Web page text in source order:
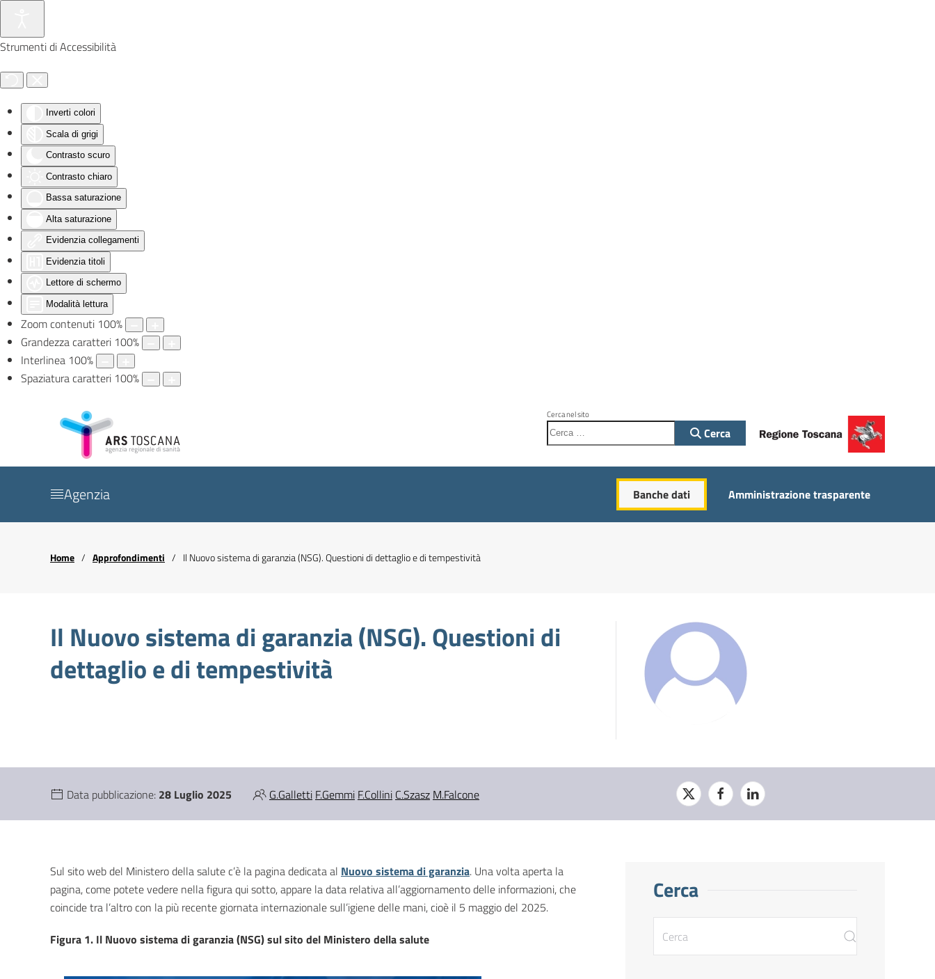
Strumenti di Accessibilità
Inverti colori
Scala di grigi
Contrasto scuro
Contrasto chiaro
Bassa saturazione
Alta saturazione
Evidenzia collegamenti
Evidenzia titoli
Lettore di schermo
Modalità lettura
Zoom contenuti 100%
Grandezza caratteri 100%
Interlinea 100%
Spaziatura caratteri 100%
Skip to main content
Cerca nel sito
Cerca
Agenzia Banche dati Amministrazione trasparente
Home Approfondimenti Il Nuovo sistema di garanzia (NSG). Questioni di dettaglio e di tempestività
Il Nuovo sistema di garanzia (NSG). Questioni di
dettaglio e di tempestività
Data pubblicazione: 28 Luglio 2025 G.Galletti F.Gemmi F.Collini C.Szasz M.Falcone
Sul sito web del Ministero della salute c’è la pagina dedicata al Nuovo sistema di garanzia. Una volta aperta la
pagina, come potete vedere nella figura qui sotto, appare la data relativa all’aggiornamento delle informazioni, che
coincide tra l’altro con la più recente giornata internazionale sull’igiene delle mani, cioè il 5 maggio del 2025.
Figura 1. Il Nuovo sistema di garanzia (NSG) sul sito del Ministero della salute
Cerca